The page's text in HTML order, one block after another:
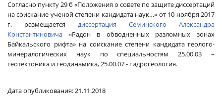
Согласно пункту 29 б «Положения о совете по защите диссертаций
на соискание ученой степени кандидата наук…» от 10 ноября 2017
г. размещается диссертация Семинского Александра
Константиновича «Радон в обводненных разломных зонах
Байкальского рифта» на соискание степени кандидата геолого-
минералогических наук по специальностям 25.00.03 –
геотектоника и геодинамика, 25.00.07 - гидрогеология.
Дата опубликования:21.11.2018